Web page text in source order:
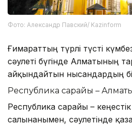
Фото: Александр Павский/ Kazinform
Ғимараттың түрлі түсті
сәулеті бүгінде Алматының
айқындайтын нысандардың
Республика сарайы –
Республика сарайы –
салынғанымен, сәулетінде